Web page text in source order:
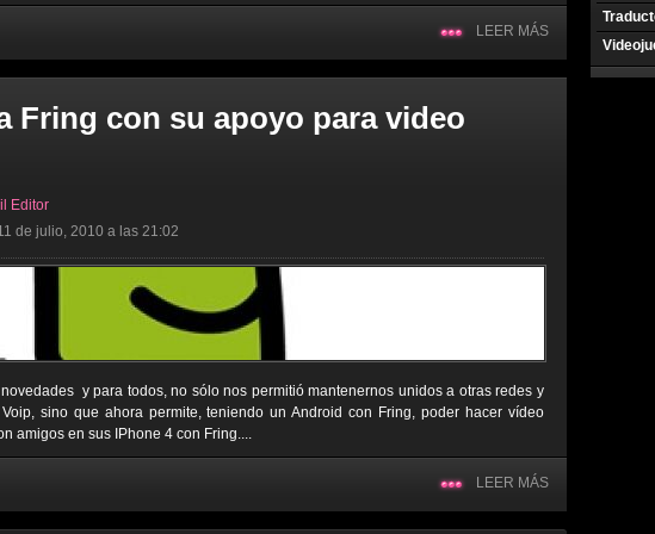
LEER MÁS
Fring con su apoyo para video
Editor
de julio, 2010 a las 21:02
y para todos, no sólo nos permitió mantenernos unidos a otras redes y
sino que ahora permite, teniendo un Android con Fring, poder hacer vídeo
amigos en sus IPhone 4 con Fring....
LEER MÁS